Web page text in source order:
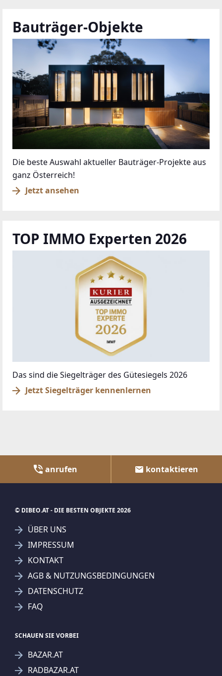
Bauträger-Objekte
Die beste Auswahl aktueller Bauträger-Projekte aus
ganz Österreich!
Jetzt ansehen
TOP IMMO Experten 2026
Das sind die Siegelträger des Gütesiegels 2026
Jetzt Siegelträger kennenlernen
anrufen kontaktieren
© DIBEO.AT - DIE BESTEN OBJEKTE 2026
ÜBER UNS
IMPRESSUM
KONTAKT
AGB & NUTZUNGSBEDINGUNGEN
DATENSCHUTZ
FAQ
SCHAUEN SIE VORBEI
BAZAR.AT
RADBAZAR.AT